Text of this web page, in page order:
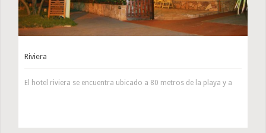
Riviera
El hotel riviera se encuentra ubicado a 80 metros de la playa y a